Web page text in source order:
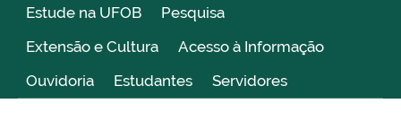
Estude na UFOB
Pesquisa
Extensão e Cultura
Acesso à Informação
Ouvidoria
Estudantes Servidores